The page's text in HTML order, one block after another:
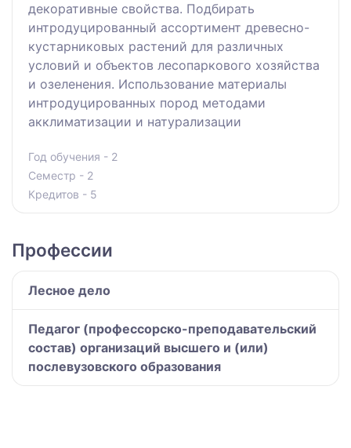
декоративные свойства. Подбирать
интродуцированный ассортимент древесно-
кустарниковых растений для различных
условий и объектов лесопаркового хозяйства
и озеленения. Использование материалы
интродуцированных пород методами
акклиматизации и натурализации
Год обучения - 2
Семестр - 2
Кредитов - 5
Профессии
Лесное дело
Педагог (профессорско-преподавательский
состав) организаций высшего и (или)
послевузовского образования